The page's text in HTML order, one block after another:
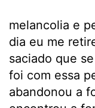
melancolia e
dia eu me
saciado que
foi com essa
abandonou a